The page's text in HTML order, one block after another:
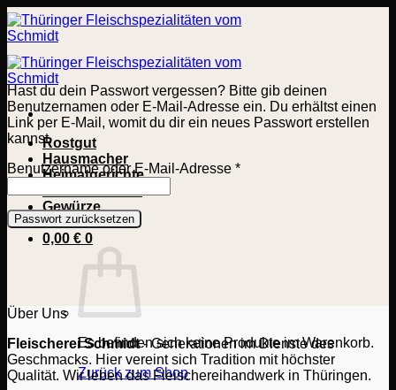
Zum
Inhalt
springen
Rostgut
Hausmacher
Heimatgerichte
Gewürze
0,00 € 0
Es befinden sich keine Produkte im Warenkorb.
Zurück zum Shop
Hast du dein Passwort vergessen? Bitte gib deinen
Benutzernamen oder E-Mail-Adresse ein. Du erhältst einen
Link per E-Mail, womit du dir ein neues Passwort erstellen
kannst.
Benutzername oder E-Mail-Adresse *Erforderlich
Passwort zurücksetzen
Über Uns
Fleischerei Schmidt- Generationen im Dienste des
Geschmacks. Hier vereint sich Tradition mit höchster
Qualität. Wir leben das Fleischereihandwerk in Thüringen.